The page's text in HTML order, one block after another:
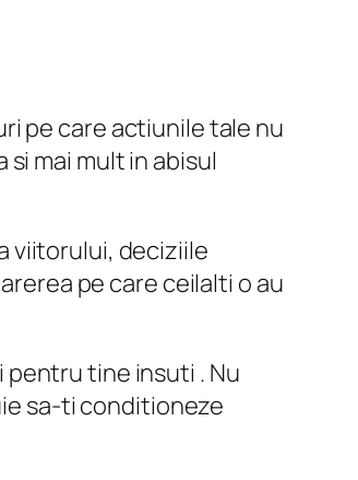
pe care actiunile tale nu
mai mult in abisul
viitorului, deciziile
pe care ceilalti o au
pentru tine insuti . Nu
sa-ti conditioneze